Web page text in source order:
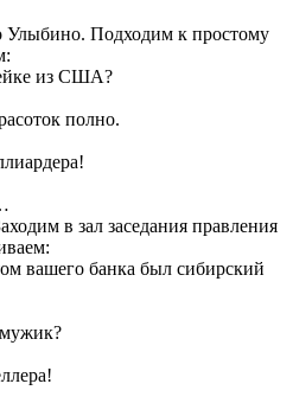
Улыбино. Подходим к простому
из США?
полно.
в зал заседания правления
вашего банка был сибирский